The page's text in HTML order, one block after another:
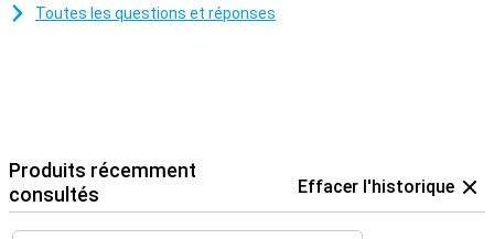
Toutes les questions et réponses
Produits récemment
consultés
Effacer l'historique